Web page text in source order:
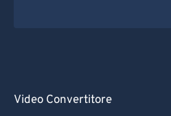
Video Convertitore